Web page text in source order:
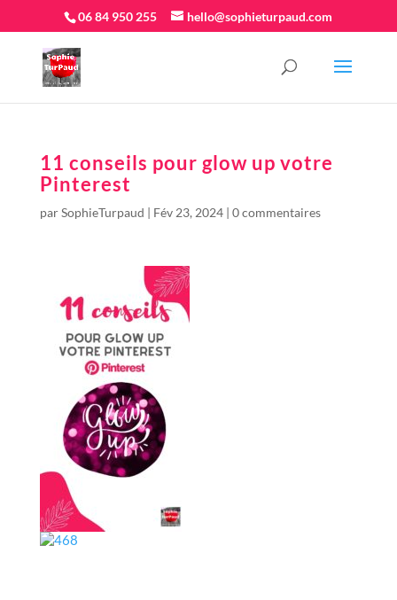
06 84 950 255 hello@sophieturpaud.com
11 conseils pour glow up votre
Pinterest
parSophieTurpaud | Fév 23, 2024| 0 commentaires